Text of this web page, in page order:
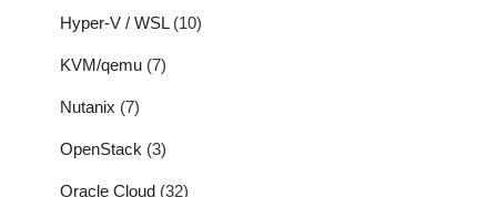
Hyper-V / WSL(10)
KVM/qemu (7)
Nutanix (7)
OpenStack (3)
Oracle Cloud (32)